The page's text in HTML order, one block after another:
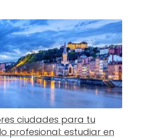
ciudades para tu
profesional: estudiar en